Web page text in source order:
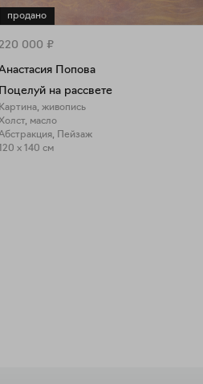
продано
220 000 ₽
Попова
Поцелуй на рассвете
Картина, живопись
масло
Пейзаж
x 140 см